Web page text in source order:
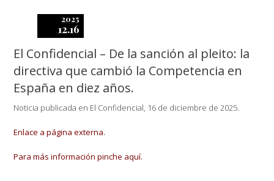
2025
12.16
El Confidencial – De la sanción al pleito: la
directiva que cambió la Competencia en
España en diez años.
Noticia publicada en El Confidencial, 16 de diciembre de 2025.
Enlace a página externa.
Para más información pinche aquí.